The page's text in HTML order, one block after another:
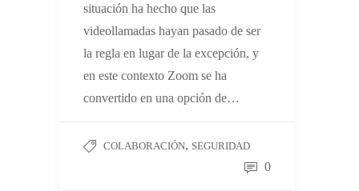
situación ha hecho que las
videollamadas hayan pasado de ser
la regla en lugar de la excepción, y
en este contexto Zoom se ha
convertido en una opción de…
COLABORACIÓN, SEGURIDAD
0